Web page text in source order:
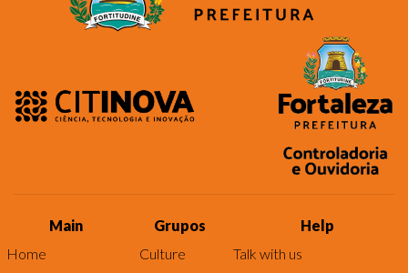
Main
Home
Grupos
Culture
Help
Talk with us